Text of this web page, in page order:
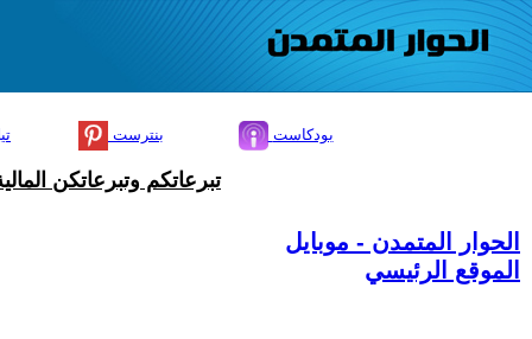
بنترست بودكاست
تبرعاتكم وتبرعاتكن
الحوار المتمدن - موبايل
الموقع الرئيسي